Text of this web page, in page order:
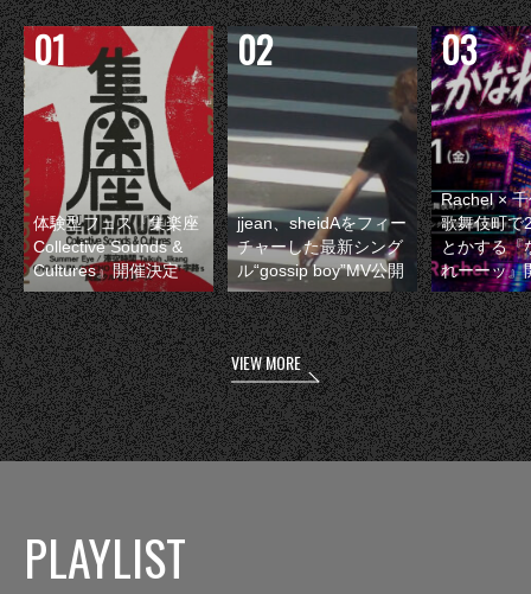
体験型フェス『集楽座
Collective Sounds &
Cultures』開催決定
jjean、sheidAをフィー
チャーした最新シング
ル“gossip boy”MV公開
Rachel ×
歌舞伎町で
とかする『
れーーッ』
VIEW MORE
PLAYLIST